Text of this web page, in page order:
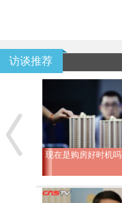
访谈推荐
现在是购房好时机吗